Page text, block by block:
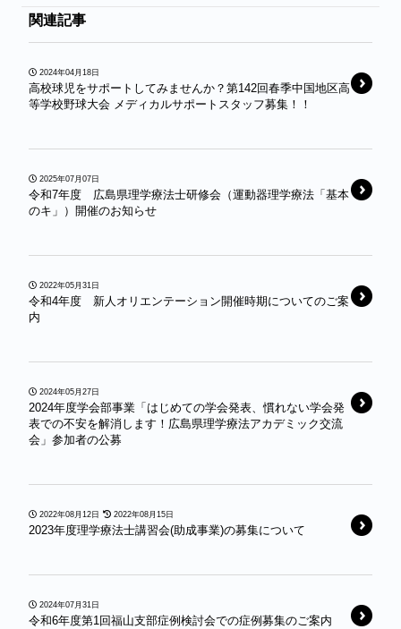
関連記事
2024年04月18日
高校球児をサポートしてみませんか？第142回春季中国地区高
等学校野球大会 メディカルサポートスタッフ募集！！
2025年07月07日
令和7年度 広島県理学療法士研修会（運動器理学療法「基本
のキ」）開催のお知らせ
2022年05月31日
令和4年度 新人オリエンテーション開催時期についてのご案
内
2024年05月27日
2024年度学会部事業「はじめての学会発表、慣れない学会発
表での不安を解消します！広島県理学療法アカデミック交流
会」参加者の公募
2022年08月12日 2022年08月15日
2023年度理学療法士講習会(助成事業)の募集について
2024年07月31日
令和6年度第1回福山支部症例検討会での症例募集のご案内